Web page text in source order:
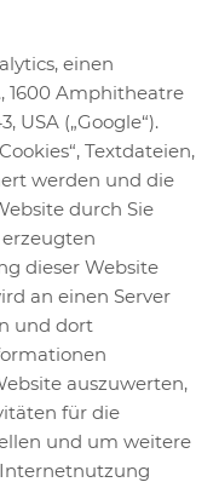
einen
1600 Amphitheatre
USA („Google“).
Textdateien,
werden und die
durch Sie
dieser Website
an einen Server
und dort
auszuwerten,
für die
und um weitere